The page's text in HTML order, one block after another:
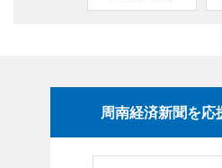
周南経済新聞を応